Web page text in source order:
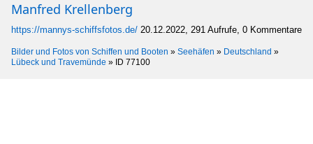
Manfred Krellenberg
https://mannys-schiffsfotos.de/ 20.12.2022, 291 Aufrufe, 0 Kommentare
Bilder und Fotos von Schiffen und Booten » Seehäfen » Deutschland »
Lübeck und Travemünde » ID 77100